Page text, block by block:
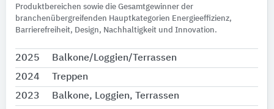
Produktbereichen sowie die Gesamtgewinner der
branchenübergreifenden Hauptkategorien Energieeffizienz,
Barrierefreiheit, Design, Nachhaltigkeit und Innovation.
2025
Balkone/Loggien/Terrassen
2024
Treppen
2023
Balkone, Loggien, Terrassen